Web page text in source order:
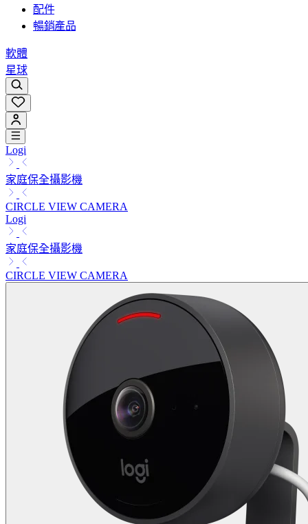
配件
暢銷產品
軟體
星球
Logi
家庭保全攝影機
CIRCLE VIEW CAMERA
Logi
家庭保全攝影機
CIRCLE VIEW CAMERA